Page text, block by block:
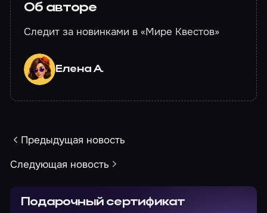
Об авторе
Следит за новинками в «Мире Квестов»
Елена А.
Предыдущая новость
Следующая новость
Подарочный сертификат